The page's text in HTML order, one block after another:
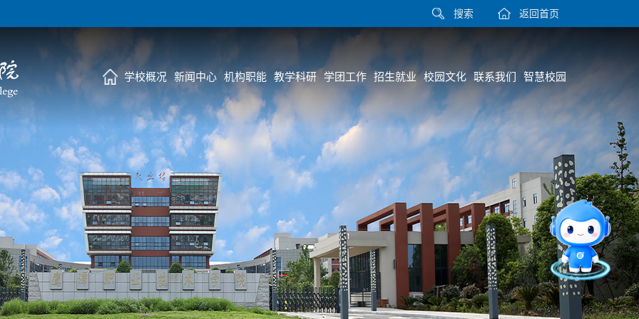
搜索 返回首页
学校概况 新闻中心 机构职能 教学科研 学团工作 招生就业 校园文化 联系我们 智慧校园
智能问答
留言板
直通专业